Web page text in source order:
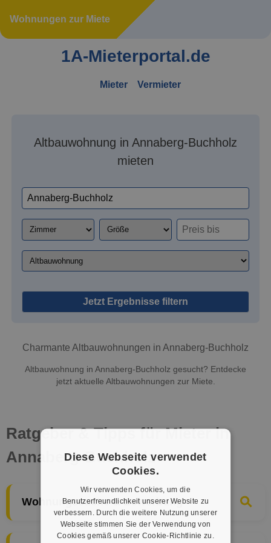
Wohnungen zur Miete
1A-Mieterportal.de
Mieter Vermieter
Altbauwohnung in Annaberg-Buchholz
mieten
Jetzt Ergebnisse filtern
Charmante Altbauwohnungen in Annaberg-Buchholz
Altbauwohnung in Annaberg-Buchholz gesucht? Entdecke
jetzt aktuelle Altbauwohnungen zur Miete.
Ratgeber & Tipps für Mieter in
Annaberg-Buchholz
Wohnungssuche & Bewerbung
Diese Webseite verwendet
Cookies.
Wir verwenden Cookies, um die
Benutzerfreundlichkeit unserer Website zu
verbessern. Durch die weitere Nutzung unserer
Webseite stimmen Sie der Verwendung von
Cookies gemäß unserer Cookie-Richtlinie zu.